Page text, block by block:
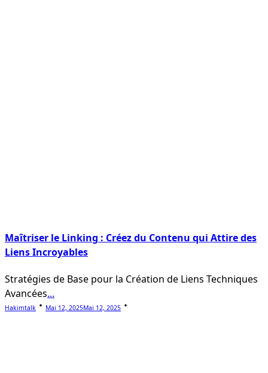
Maîtriser le Linking : Créez du Contenu qui Attire des
Liens Incroyables
Stratégies de Base pour la Création de Liens Techniques
Avancées...
Hakimtalk Mai 12, 2025Mai 12, 2025